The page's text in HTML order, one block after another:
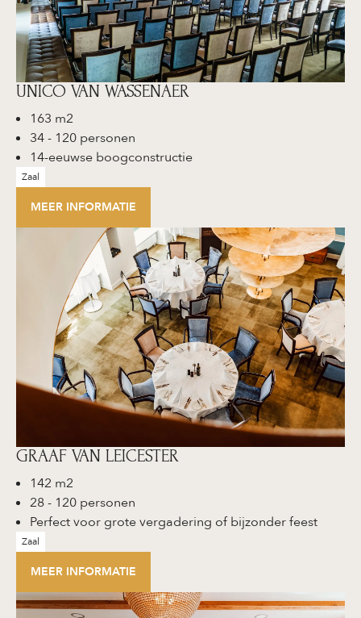
UNICO VAN WASSENAER
163 m2
34 - 120 personen
14-eeuwse boogconstructie
Zaal
MEER INFORMATIE
GRAAF VAN LEICESTER
142 m2
28 - 120 personen
Perfect voor grote vergadering of bijzonder feest
Zaal
MEER INFORMATIE